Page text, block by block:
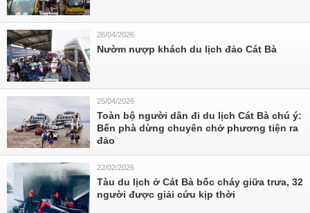
26/04/2026
Nườm nượp khách du lịch đảo Cát Bà
25/04/2026
Toàn bộ người dân đi du lịch Cát Bà chú ý:
Bến phà dừng chuyên chở phương tiện ra
đảo
22/02/2026
Tàu du lịch ở Cát Bà bốc cháy giữa trưa, 32
người được giải cứu kịp thời